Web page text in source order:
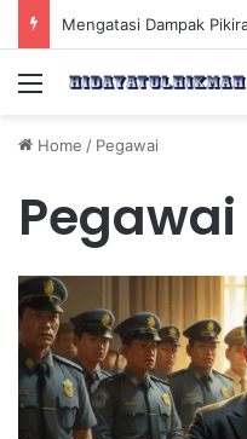
Menu
Home / Pegawai
Pegawai